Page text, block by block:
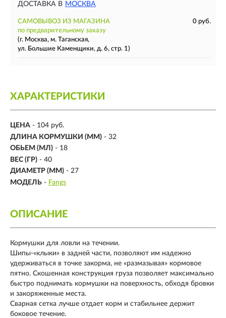
ДОСТАВКА В МОСКВА
САМОВЫВОЗ ИЗ МАГАЗИНА
0 руб.
по предварительному заказу
(г. Москва, м. Таганская,
ул. Большие Каменщики, д. 6, стр. 1)
ХАРАКТЕРИСТИКИ
ЦЕНА - 104 руб.
ДЛИНА КОРМУШКИ (ММ) - 32
ОБЬЕМ (МЛ) - 18
ВЕС (ГР) - 40
ДИАМЕТР (ММ) - 27
МОДЕЛЬ - Fangs
ОПИСАНИЕ
Кормушки для ловли на течении.
Шипы-«клыки» в задней части, позволяют им надежно
удерживаться в точке закорма, не «размазывая» кормовое
пятно. Скошенная конструкция груза позволяет максимально
быстро поднимать кормушки на поверхность, обходя бровки
и закоряженные места.
Сварная сетка лучше отдает корм и стабильнее держит
боковое течение.